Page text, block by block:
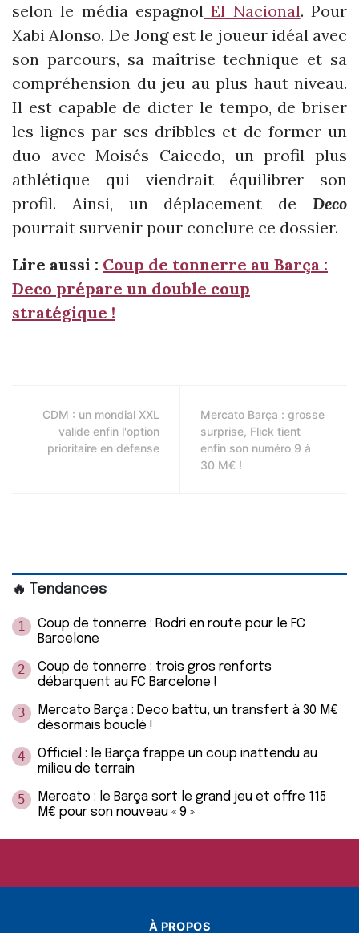
selon le média espagnol El Nacional. Pour
Xabi Alonso, De Jong est le joueur idéal avec
son parcours, sa maîtrise technique et sa
compréhension du jeu au plus haut niveau.
Il est capable de dicter le tempo, de briser
les lignes par ses dribbles et de former un
duo avec Moisés Caicedo, un profil plus
athlétique qui viendrait équilibrer son
profil. Ainsi, un déplacement de Deco
pourrait survenir pour conclure ce dossier.
Lire aussi : Coup de tonnerre au Barça :
Deco prépare un double coup
stratégique !
CDM : un mondial XXL
valide enfin l'option
prioritaire en défense
Mercato Barça : grosse
surprise, Flick tient
enfin son numéro 9 à
30 M€ !
🔥 Tendances
1
Coup de tonnerre : Rodri en route pour le FC
Barcelone
2
Coup de tonnerre : trois gros renforts
débarquent au FC Barcelone !
3
Mercato Barça : Deco battu, un transfert à 30 M€
désormais bouclé !
4
Officiel : le Barça frappe un coup inattendu au
milieu de terrain
5
Mercato : le Barça sort le grand jeu et offre 115
M€ pour son nouveau « 9 »
À PROPOS